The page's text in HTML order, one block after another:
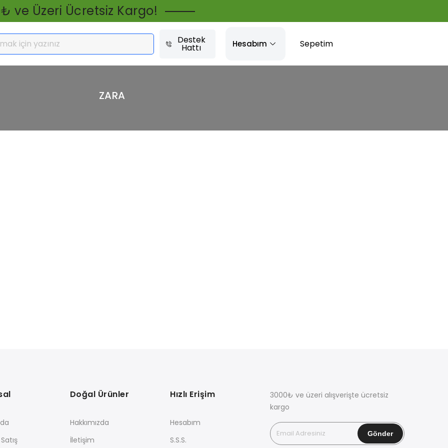
ve Üzeri Ücretsiz Kargo!
Destek
Hattı Hesabım Sepetim
ZARA
Doğal Ürünler
Hakkımızda
İletişim
Hızlı Erişim
Hesabım
S.S.S.
3000₺ ve üzeri alışverişte ücretsiz
kargo